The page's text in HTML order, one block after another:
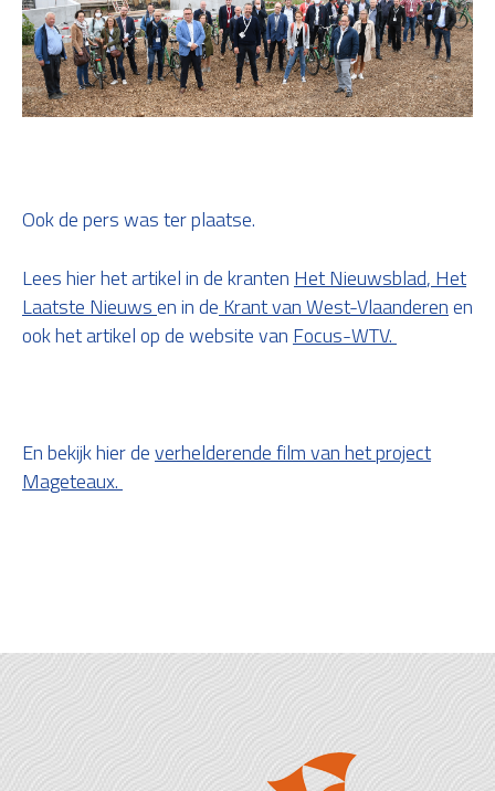
Ook de pers was ter plaatse.
Lees hier het artikel in de kranten Het Nieuwsblad, Het
Laatste Nieuwsen in de Krant van West-Vlaanderenen
ook het artikel op de website van Focus-WTV.
En bekijk hier deverhelderende film van het project
Mageteaux.